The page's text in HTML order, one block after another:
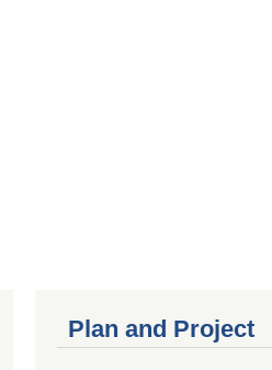
Plan and Project